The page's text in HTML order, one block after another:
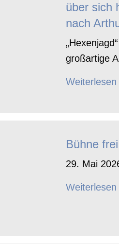
über sich
nach
großartige
Weiterlesen
Bühne frei
29. Mai
Weiterlesen